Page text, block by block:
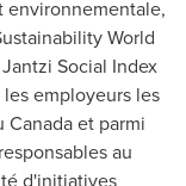
environnementale,
World
Social Index
employeurs les
Canadaet parmi
au